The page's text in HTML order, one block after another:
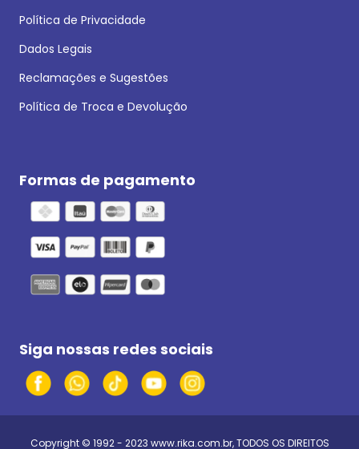
Política de Privacidade
Dados Legais
Reclamações e Sugestões
Política de Troca e Devolução
Formas de pagamento
Siga nossas redes sociais
Copyright © 1992 - 2023 www.rika.com.br, TODOS OS DIREITOS